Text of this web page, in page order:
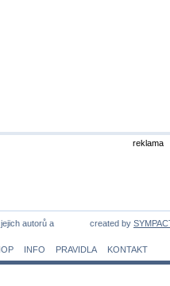
reklama
created by
jejich autorů a
INFO PRAVIDLA KONTAKT